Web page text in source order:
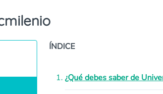
ÍNDICE
¿Qué debes saber de